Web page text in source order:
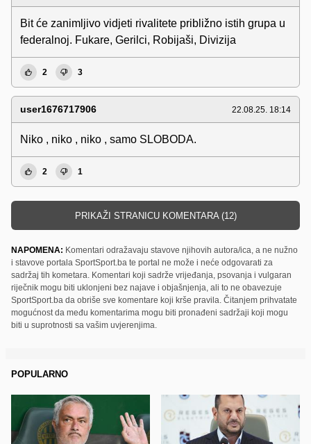
Bit će zanimljivo vidjeti rivalitete približno istih grupa u
federalnoj. Fukare, Gerilci, Robijaši, Divizija
2 3
user1676717906 22.08.25. 18:14
Niko , niko , niko , samo SLOBODA.
2 1
PRIKAŽI STRANICU KOMENTARA (12)
NAPOMENA: Komentari odražavaju stavove njihovih autora/ica, a ne nužno
i stavove portala SportSport.ba te portal ne može i neće odgovarati za
sadržaj tih kometara. Komentari koji sadrže vrijeđanja, psovanja i vulgaran
riječnik mogu biti uklonjeni bez najave i objašnjenja, ali to ne obavezuje
SportSport.ba da obriše sve komentare koji krše pravila. Čitanjem prihvatate
mogućnost da među komentarima mogu biti pronađeni sadržaji koji mogu
biti u suprotnosti sa vašim uvjerenjima.
POPULARNO